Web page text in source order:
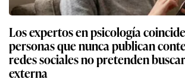
Los expertos en psicología
personas que nunca publican
redes sociales no pretenden
externa